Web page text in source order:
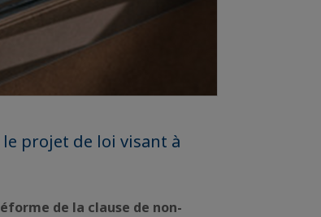
projet de loi visant à
de la clause de non-